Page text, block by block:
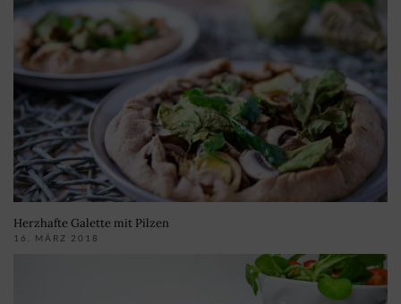
Herzhafte Galette mit Pilzen
16. MÄRZ 2018